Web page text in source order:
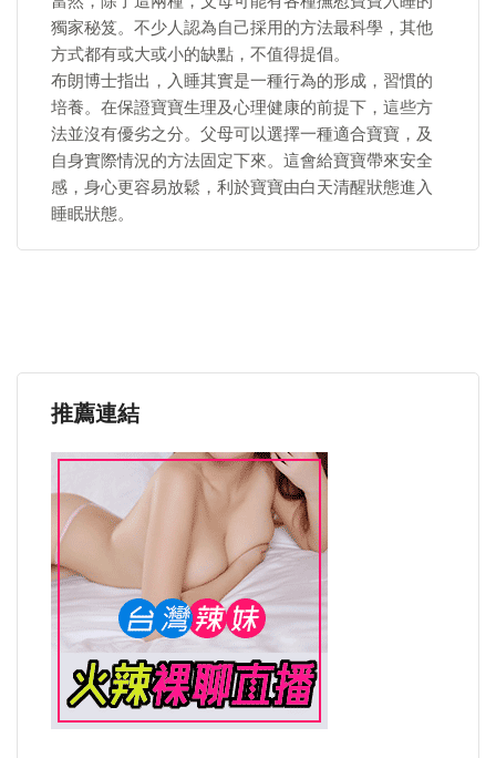
獨家秘笈。不少人認為自己採用的方法最科學，其他
方式都有或大或小的缺點，不值得提倡。
布朗博士指出，入睡其實是一種行為的形成，習慣的
培養。在保證寶寶生理及心理健康的前提下，這些方
法並沒有優劣之分。父母可以選擇一種適合寶寶，及
自身實際情況的方法固定下來。這會給寶寶帶來安全
感，身心更容易放鬆，利於寶寶由白天清醒狀態進入
睡眠狀態。
推薦連結